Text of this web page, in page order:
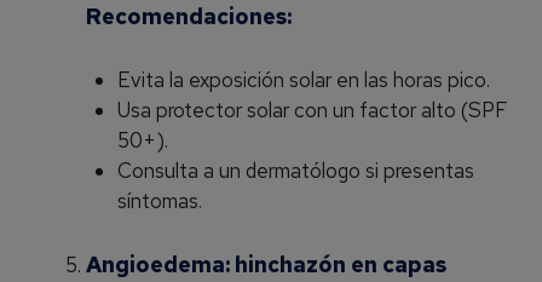
Recomendaciones:
Evita la exposición solar en las horas pico.
Usa protector solar con un factor alto (SPF
50+).
Consulta a un dermatólogo si presentas
síntomas.
Angioedema: hinchazón en capas